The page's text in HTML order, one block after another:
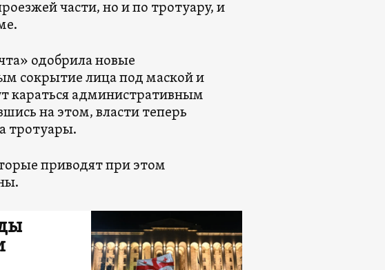
части, но и по тротуару, и
одобрила новые
сокрытие лица под маской и
караться административным
на этом, власти теперь
тротуары.
приводят при этом